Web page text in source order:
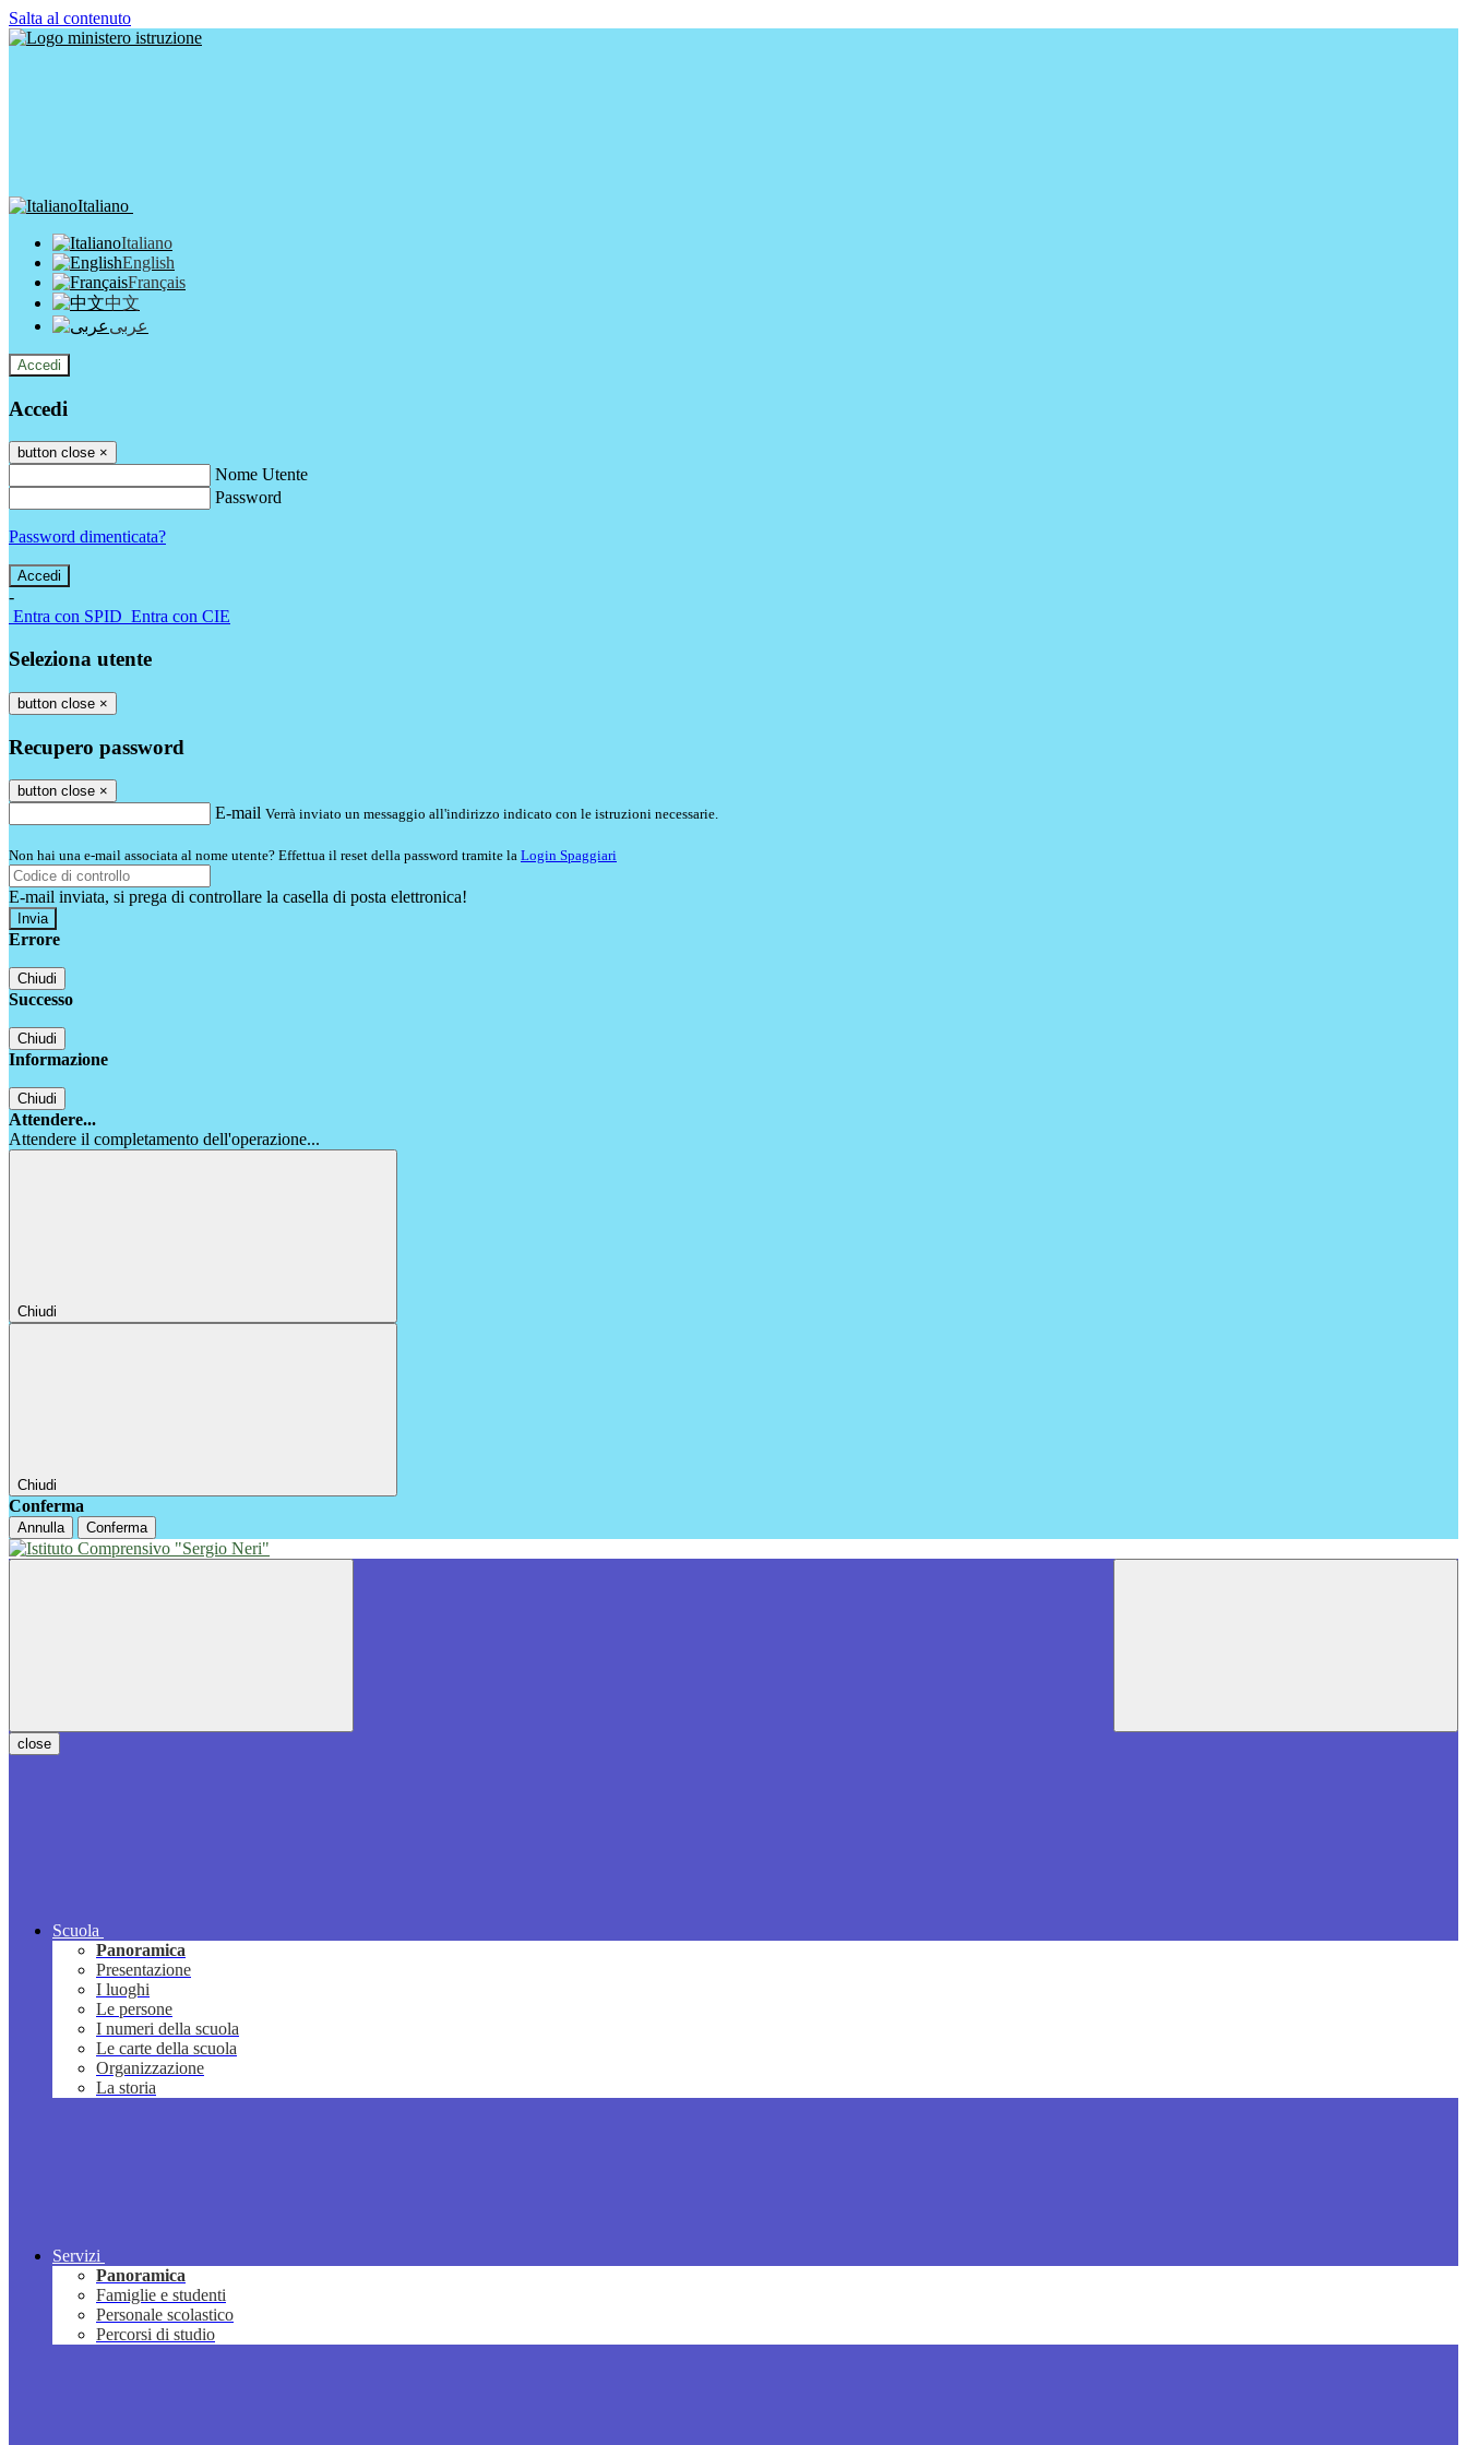
Salta al contenuto
Italiano
Italiano
English
Français
中文
عربى
Accedi
Accedi
button close ×
Nome Utente
Password
Password dimenticata?
-
Entra con SPID Entra con CIE
Seleziona utente
button close ×
Recupero password
button close ×
E-mail Verrà inviato un messaggio all'indirizzo indicato con le istruzioni necessarie.
Non hai una e-mail associata al nome utente? Effettua il reset della password tramite la Login Spaggiari
E-mail inviata, si prega di controllare la casella di posta elettronica!
Errore
Chiudi
Successo
Chiudi
Informazione
Chiudi
Attendere...
Attendere il completamento dell'operazione...
Chiudi
Chiudi
Conferma
Annulla Conferma
close
Scuola
Panoramica
Presentazione
I luoghi
Le persone
I numeri della scuola
Le carte della scuola
Organizzazione
La storia
Servizi
Panoramica
Famiglie e studenti
Personale scolastico
Percorsi di studio